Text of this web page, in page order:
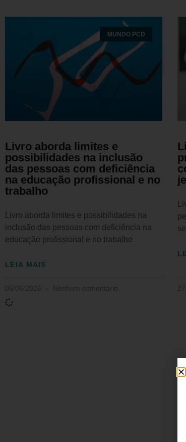
MUNDO PCD
Livro aborda limites e
possibilidades na inclusão
das pessoas com deficiência
na educação profissional e no
trabalho
Livro aborda limites e possibilidades na
inclusão das pessoas com deficiência na
educação profissional e no trabalho
LEIA MAIS